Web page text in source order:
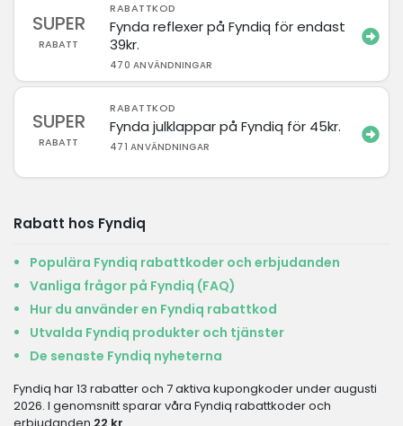
SUPER
RABATT
RABATTKOD
Fynda reflexer på Fyndiq för endast
39kr.
470 ANVÄNDNINGAR
SUPER
RABATT
RABATTKOD
Fynda julklappar på Fyndiq för 45kr.
471 ANVÄNDNINGAR
Rabatt hos Fyndiq
Populära Fyndiq rabattkoder och erbjudanden
Vanliga frågor på Fyndiq (FAQ)
Hur du använder en Fyndiq rabattkod
Utvalda Fyndiq produkter och tjänster
De senaste Fyndiq nyheterna
Fyndiq har 13 rabatter och 7 aktiva kupongkoder under augusti
2026. I genomsnitt sparar våra Fyndiq rabattkoder och